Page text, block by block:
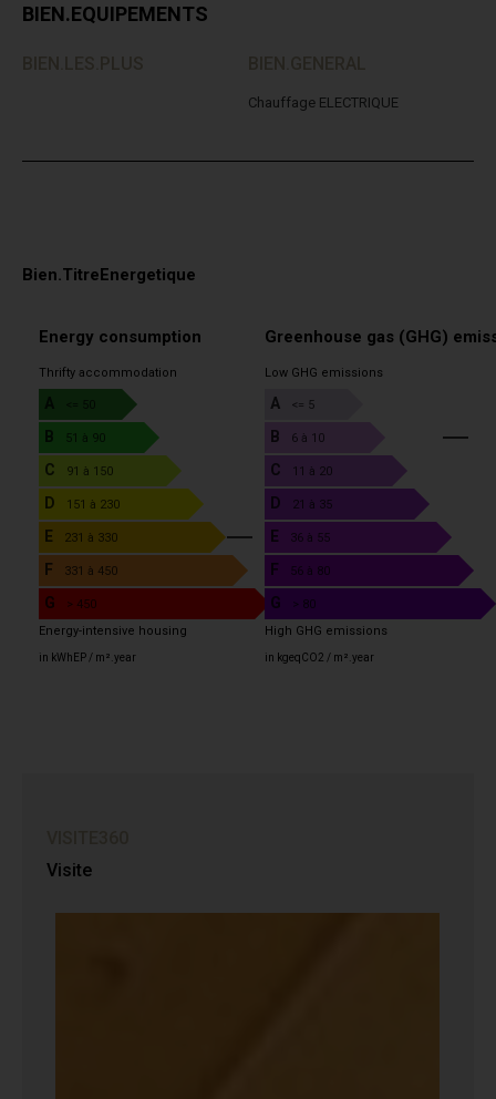
BIEN.EQUIPEMENTS
Chauffage ELECTRIQUE
Bien.TitreEnergetique
Energy consumption
Thrifty accommodation
A <= 50
B 51 à 90
C 91 à 150
D 151 à 230
E 231 à 330
5
F
331 à 450
G
> 450
Energy-intensive housing
in kWhEP / m².year
Greenhouse gas (GHG)
Low GHG emissions
A <= 5
B 6 à 10
C 11 à 20
D 21 à 35
E 36 à 55
F 56 à 80
G
> 80
High GHG emissions
in kgeqCO2 / m².year
Visite